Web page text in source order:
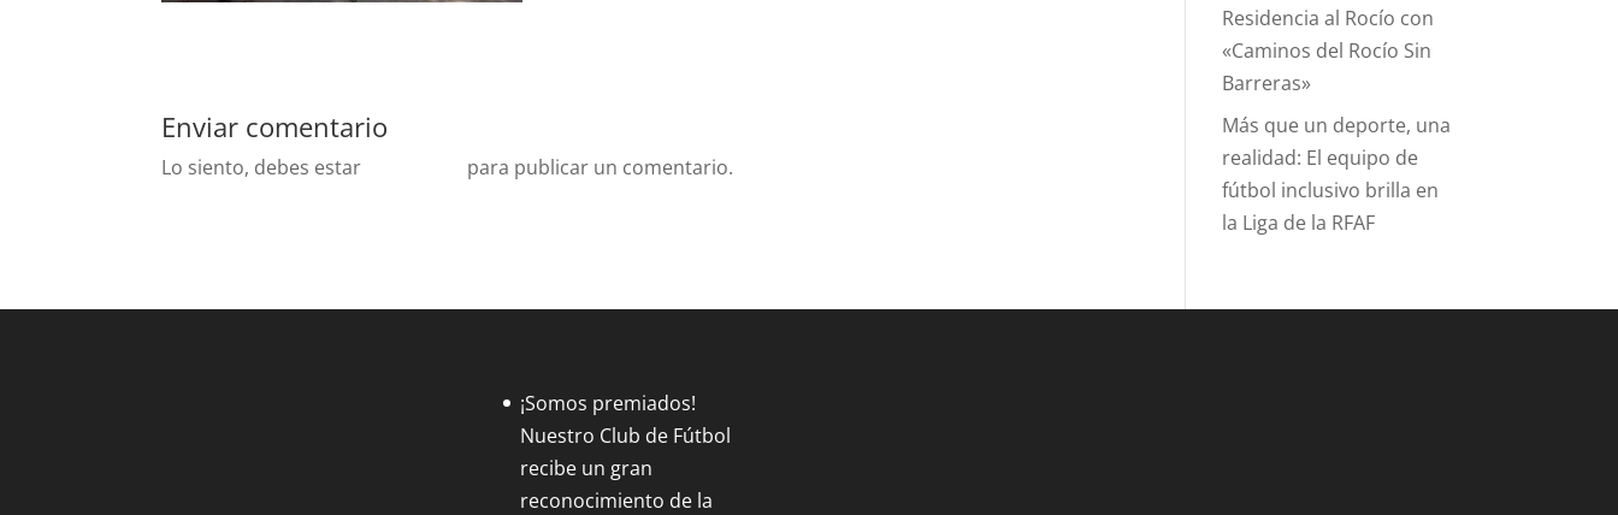
Enviar comentario
Lo siento, debes estar para publicar un comentario.
Residencia al Rocío con
«Caminos del Rocío Sin
Barreras»
Más que un deporte, una
realidad: El equipo de
fútbol inclusivo brilla en
la Liga de la RFAF
¡Somos premiados!
Nuestro Club de Fútbol
recibe un gran
reconocimiento de la